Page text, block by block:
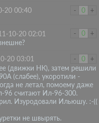
- 0 +
20 00:40
-
0 +
10-20 02:01
-
0 +
20 03:01
(движки НК), затем решили
(слабее), укоротили -
не летал, помоему даже
96 считают Ил-96-300.
Изуродовали Ильюшу. :-((
не швырять.